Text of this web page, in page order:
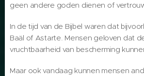
geen andere goden dienen of
In de tijd van de Bijbel waren dat
Baäl of Astarte. Mensen geloven dat
vruchtbaarheid van bescherming
Maar ook vandaag kunnen mensen